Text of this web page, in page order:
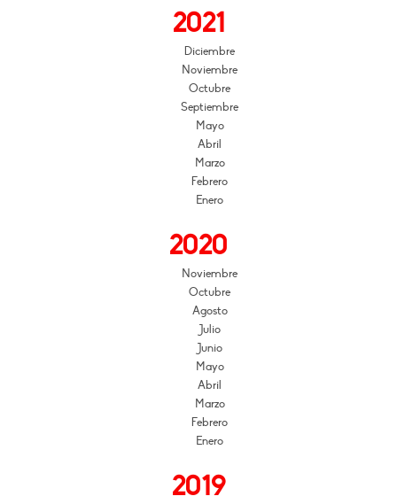
2021
Diciembre
Noviembre
Octubre
Septiembre
Mayo
Abril
Marzo
Febrero
Enero
2020
Noviembre
Octubre
Agosto
Julio
Junio
Mayo
Abril
Marzo
Febrero
Enero
2019